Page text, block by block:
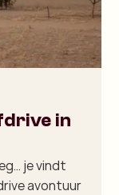
in
je vindt
avontuur